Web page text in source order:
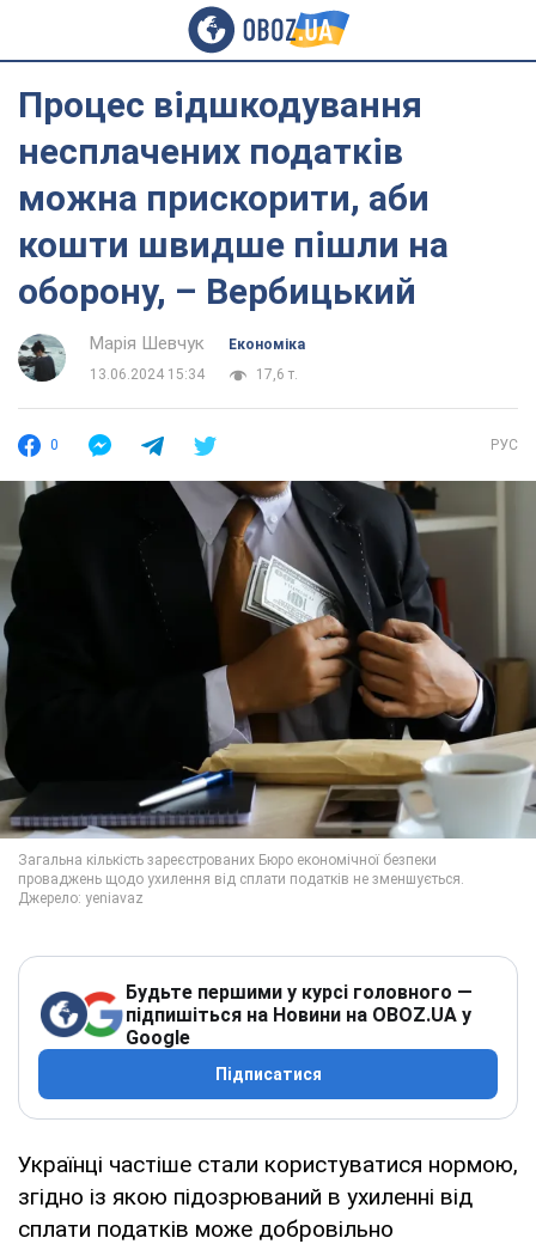
Процес відшкодування
несплачених податків
можна прискорити, аби
кошти швидше пішли на
оборону, – Вербицький
Марія Шевчук
Економіка
13.06.2024 15:34
17,6 т.
0 РУС
Будьте першими у курсі головного —
підпишіться на Новини на OBOZ.UA у
Google
Підписатися
Українці частіше стали користуватися нормою,
згідно із якою підозрюваний в ухиленні від
сплати податків може добровільно